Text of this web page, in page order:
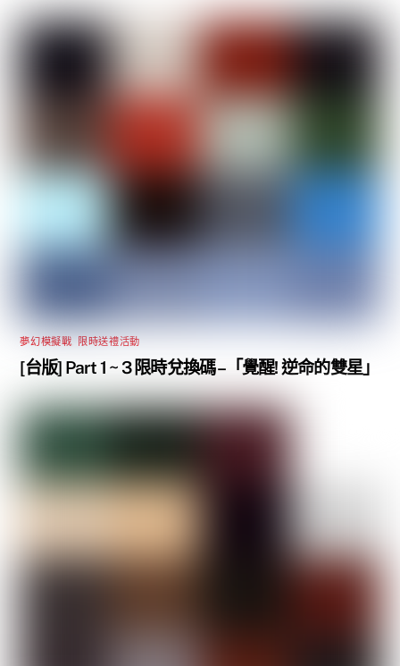
夢幻模擬戰 限時送禮活動
[台版] Part 1 ~ 3 限時兌換碼 –「覺醒! 逆命的雙星」